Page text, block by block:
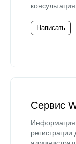
Написать
Сервис
Информация
регистрации